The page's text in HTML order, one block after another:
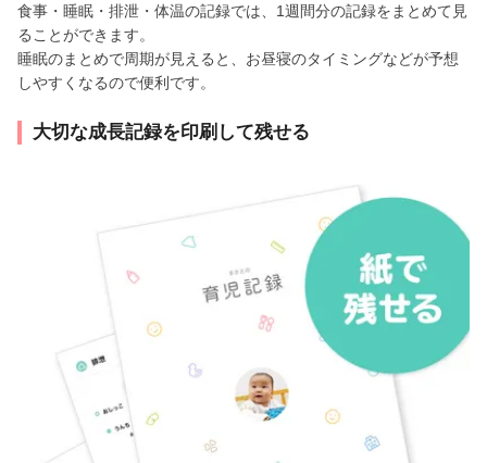
食事・睡眠・排泄・体温の記録では、1週間分の記録をまとめて見
ることができます。
睡眠のまとめで周期が見えると、お昼寝のタイミングなどが予想
しやすくなるので便利です。
大切な成長記録を印刷して残せる